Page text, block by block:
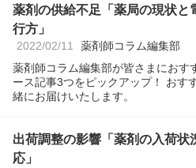
薬剤の供給不足「薬局の現状と
行方」
2022/02/11 薬剤師コラム編集部
薬剤師コラム編集部が皆さまにおす
ース記事3つをピックアップ！ おす
緒にお届けいたします。
出荷調整の影響「薬剤の入荷状
応」